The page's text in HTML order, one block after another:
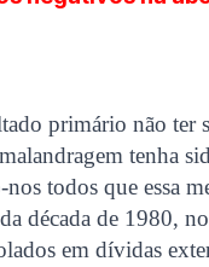
primário não ter
tenha
todos que essa
década de 1980,
em dívidas